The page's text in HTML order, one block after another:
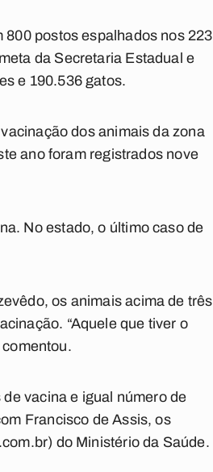
postos espalhados nos 223
da Secretaria Estadual e
e 190.536 gatos.
dos animais da zona
ano foram registrados nove
No estado, o último caso de
os animais acima de três
“Aquele que tiver o
vacina e igual número de
Francisco de Assis, os
do Ministério da Saúde.